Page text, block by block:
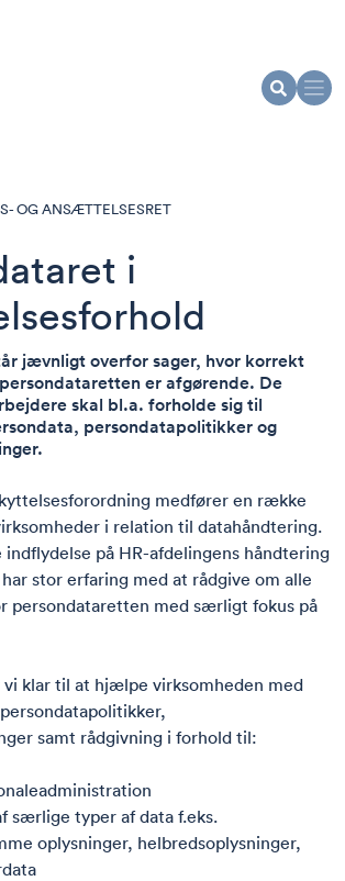
OG ANSÆTTELSESRET
i
jævnligt overfor sager, hvor korrekt
er afgørende. De
skal bl.a. forholde sig til
persondatapolitikker og
medfører en række
i relation til datahåndtering.
på HR-afdelingens håndtering
stor erfaring med at rådgive om alle
persondataretten med særligt fokus på
vi klar til at hjælpe virksomheden med
samt rådgivning i forhold til:
særlige typer af data f.eks.
oplysninger, helbredsoplysninger,